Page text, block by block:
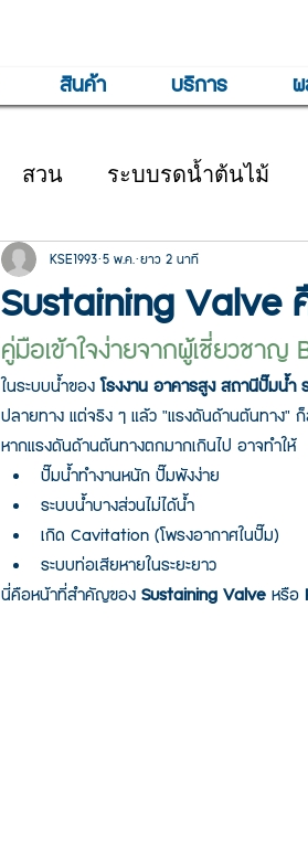
สินค้า บริการ ผ
สวน ระบบรดน้ำต้นไม้
Sustaining Valve คื
KSE1993 5 พ.ค. ยาว 2 นาที
คู่มือเข้าใจง่ายจากผู้เชี่ยวชาญ
ในระบบน้ำของ โรงงาน อาคารสูง สถานีปั๊มน้ำ
ปลายทาง แต่จริง ๆ แล้ว “แรงดันด้านต้นทาง”
หากแรงดันด้านต้นทางตกมากเกินไป อาจทำให้
ปั๊มน้ำทำงานหนัก ปั๊มพังง่าย
ระบบน้ำบางส่วนไม่ได้น้ำ
เกิด Cavitation (โพรงอากาศในปั๊ม)
ระบบท่อเสียหายในระยะยาว
นี่คือหน้าที่สำคัญของ Sustaining Valve หรือ